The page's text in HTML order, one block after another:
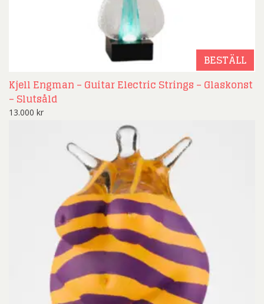
BESTÄLL
Kjell Engman – Guitar Electric Strings – Glaskonst
– Slutsåld
13.000 kr